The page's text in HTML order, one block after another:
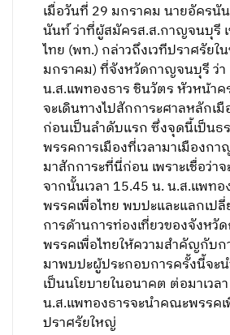
เมื่อวันที่ 29 มกราคม นายอัคร
นันท์ ว่าที่ผู้สมัครส.ส.กาญจนบุรี
ไทย (พท.) กล่าวถึงเวทีปราศรัยใ
มกราคม) ที่จังหวัดกาญจนบุรี ว่า
น.ส.แพทองธาร ชินวัตร หัวหน้าค
จะเดินทางไปสักการะศาลหลักเ
ก่อนเป็นลำดับแรก ซึ่งจุดนี้เป็นธ
พรรคการเมืองที่เวลามาเมืองก
มาสักการะที่นี่ก่อน เพราะเชื่อว่า
จากนั้นเวลา 15.45 น. น.ส.แพท
พรรคเพื่อไทย พบปะและแลกเป
การด้านการท่องเที่ยวของจังหวั
พรรคเพื่อไทยให้ความสำคัญกับก
มาพบปะผู้ประกอบการครั้งนี้จะ
เป็นนโยบายในอนาคต ต่อมาเวล
น.ส.แพทองธารจะนำคณะพรรค
ปราศรัยใหญ่